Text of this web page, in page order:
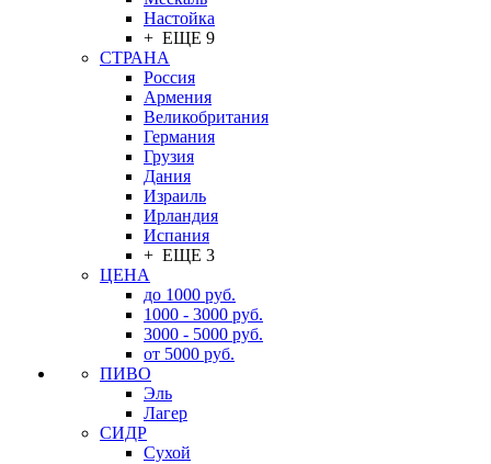
Настойка
+ ЕЩЕ 9
СТРАНА
Россия
Армения
Великобритания
Германия
Грузия
Дания
Израиль
Ирландия
Испания
+ ЕЩЕ 3
ЦЕНА
до 1000 руб.
1000 - 3000 руб.
3000 - 5000 руб.
от 5000 руб.
ПИВО
Эль
Лагер
СИДР
Сухой